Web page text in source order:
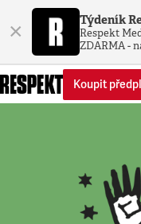
× Týdeník
Respekt
ZDARMA -
Koupit